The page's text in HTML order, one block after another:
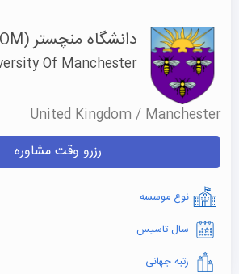
دانشگاه منچستر(UOM)
Of Manchester
United Kingdom / Manchester
رزرو وقت مشاوره
نوع موسسه
سال تاسیس
رتبه جهانی